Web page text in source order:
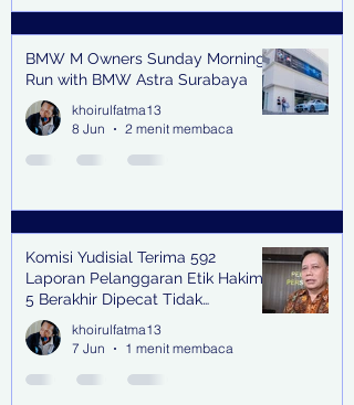
BMW M Owners Sunday Morning
Run with BMW Astra Surabaya
khoirulfatma13
8 Jun
2 menit membaca
Komisi Yudisial Terima 592
Laporan Pelanggaran Etik Hakim,
5 Berakhir Dipecat Tidak
Terhormat
khoirulfatma13
7 Jun
1 menit membaca